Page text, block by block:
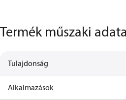
Termék műszaki
Tulajdonság
Alkalmazások